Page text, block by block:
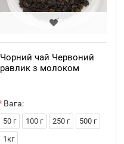
Чорний чай Червоний
равлик з молоком
Вага:
50 г 100 г 250 г
500 г
1кг